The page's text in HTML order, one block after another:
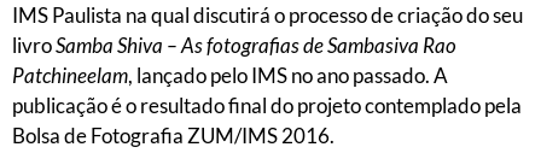
IMS Paulista na qual discutirá o processo de criação do seu
livroSamba Shiva – As fotografias de Sambasiva Rao
Patchineelam, lançado pelo IMS no ano passado. A
publicação é o resultado final do projeto contemplado pela
Bolsa de Fotografia ZUM/IMS 2016.